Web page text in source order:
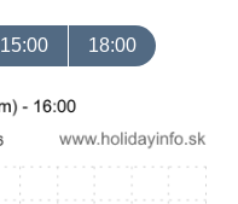
15:00 18:00